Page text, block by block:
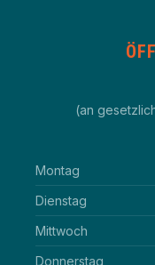
(an
Montag
Dienstag
Mittwoch
Donnerstag